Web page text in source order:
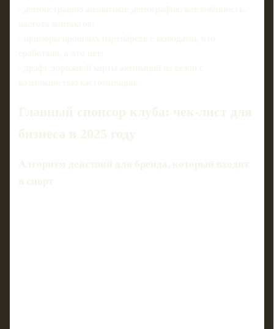
- демонстрацию аналитики: демография, вовлечённость,
частота контактов;
- примеры прошлых партнёрств с выводами, что
сработало, а что нет;
- драфт дорожной карты активаций на сезон с
возможностью кастомизации.
Главный спонсор клуба: чек‑лист для
бизнеса в 2025 году
Алгоритм действий для бренда, который входит
в спорт